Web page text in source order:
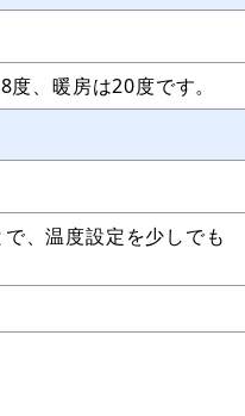
度、暖房は20度です。
、温度設定を少しでも